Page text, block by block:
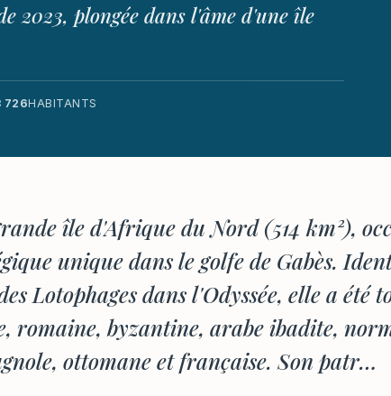
2023, plongée dans l'âme d'une île
726HABITANTS
île d'Afrique du Nord (514 km²),
unique dans le golfe de Gabès.
Lotophages dans l'Odyssée, elle a été
romaine, byzantine, arabe ibadite,
ottomane et française. Son patr…